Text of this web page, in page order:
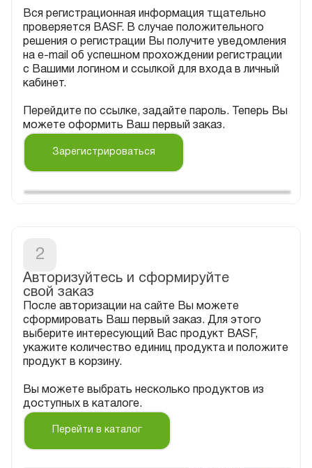
Вся регистрационная информация тщательно
проверяется BASF. В случае положительного
решения о регистрации Вы получите уведомления
на e-mail об успешном прохождении регистрации
с Вашими логином и ссылкой для входа в личный
кабинет.
Перейдите по ссылке, задайте пароль. Теперь Вы
можете оформить Ваш первый заказ.
Зарегистрироваться
2
Авторизуйтесь и сформируйте
После авторизации на сайте Вы можете
сформировать Ваш первый заказ. Для этого
выберите интересующий Вас продукт BASF,
укажите количество единиц продукта и положите
продукт в корзину.
Вы можете выбрать несколько продуктов из
доступных в каталоге.
Перейти в каталог